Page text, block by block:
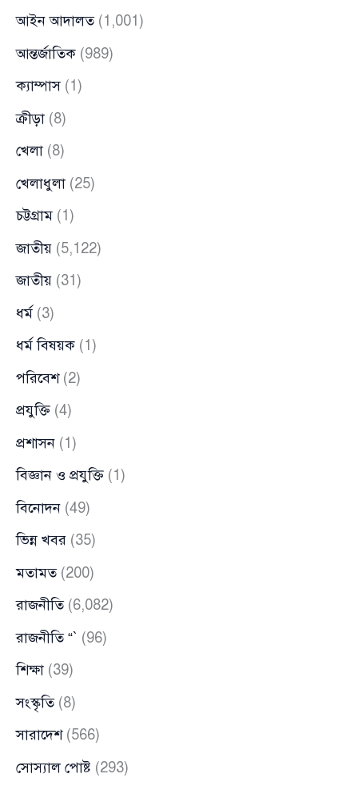
আইন আদালত(1,001)
আন্তর্জাতিক (989)
ক্যাম্পাস(1)
ক্রীড়া (8)
খেলা (8)
খেলাধুলা (25)
চট্টগ্রাম (1)
জাতীয় (5,122)
জাতীয় (31)
ধর্ম (3)
ধর্ম বিষয়ক (1)
পরিবেশ(2)
প্রযুক্তি (4)
প্রশাসন (1)
বিজ্ঞান ও প্রযুক্তি (1)
বিনোদন (49)
ভিন্ন খবর (35)
মতামত(200)
রাজনীতি(6,082)
রাজনীতি “` (96)
শিক্ষা (39)
সংস্কৃতি(8)
সারাদেশ(566)
সোস্যাল পোষ্ট (293)